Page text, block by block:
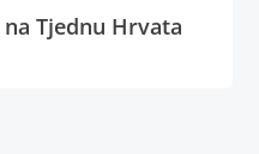
Tjednu Hrvata